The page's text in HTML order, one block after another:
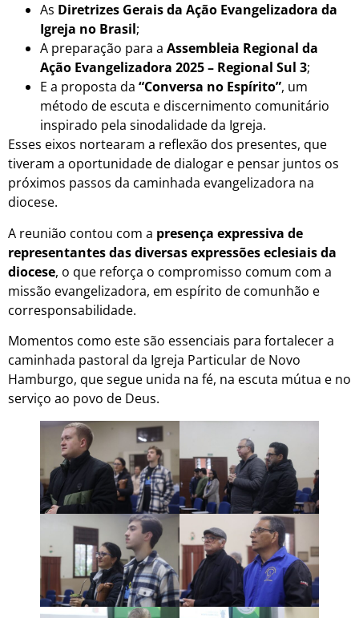
As Diretrizes Gerais da Ação Evangelizadora da
Igreja no Brasil;
A preparação para a Assembleia Regional da
Ação Evangelizadora 2025 – Regional Sul 3;
E a proposta da “Conversa no Espírito”, um
método de escuta e discernimento comunitário
inspirado pela sinodalidade da Igreja.
Esses eixos nortearam a reflexão dos presentes, que
tiveram a oportunidade de dialogar e pensar juntos os
próximos passos da caminhada evangelizadora na
diocese.
A reunião contou com a presença expressiva de
representantes das diversas expressões eclesiais da
diocese, o que reforça o compromisso comum com a
missão evangelizadora, em espírito de comunhão e
corresponsabilidade.
Momentos como este são essenciais para fortalecer a
caminhada pastoral da Igreja Particular de Novo
Hamburgo, que segue unida na fé, na escuta mútua e no
serviço ao povo de Deus.